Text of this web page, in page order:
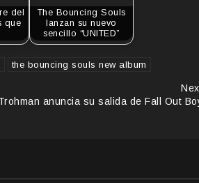
del
que
The Bouncing Souls
lanzan su nuevo
sencillo “UNITED”
the bouncing souls new album
anuncia su salida de Fall Out